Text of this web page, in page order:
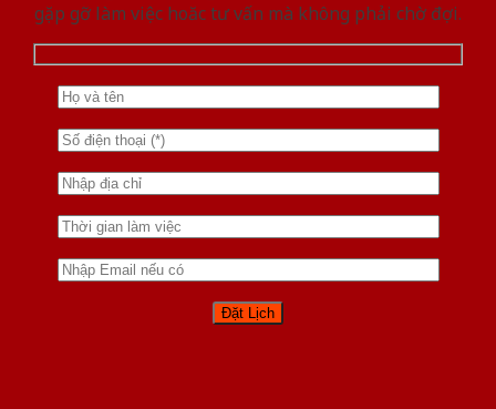
gặp gỡ làm việc hoăc tư vấn mà không phải chờ đợi.